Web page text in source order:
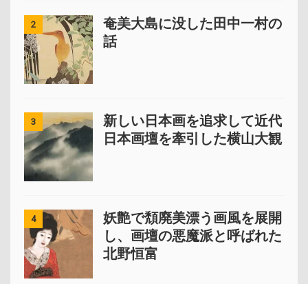
2
奄美大島に没した田中一村の
話
3
新しい日本画を追求して近代
日本画壇を牽引した横山大観
4
妖艶で頽廃美漂う画風を展開
し、画壇の悪魔派と呼ばれた
北野恒富